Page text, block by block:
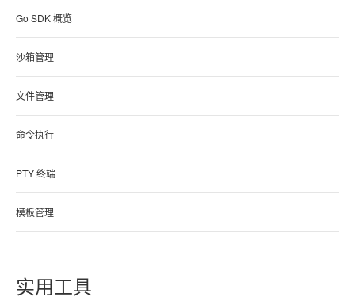
Go SDK 概览
沙箱管理
文件管理
命令执行
PTY 终端
模板管理
实用工具